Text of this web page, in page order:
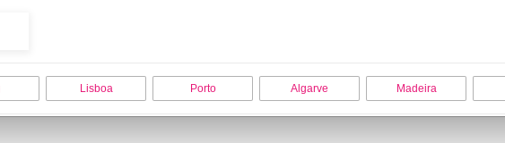
Lisboa Porto Algarve Madeira